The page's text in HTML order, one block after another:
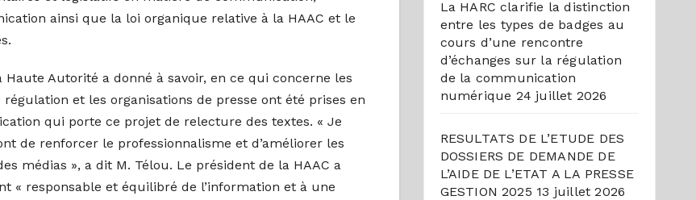
ainsi que la loi organique relative à la HAAC et le
Autorité a donné à savoir, en ce qui concerne les
et les organisations de presse ont été prises en
qui porte ce projet de relecture des textes. « Je
de renforcer le professionnalisme et d’améliorer les
médias », a dit M. Télou. Le président de la HAAC a
« responsable et équilibré de l’information et à une
La HARC clarifie la distinction
entre les types de badges au
cours d’une rencontre
d’échanges sur la régulation
de la communication
numérique 24 juillet 2026
RESULTATS DE L’ETUDE DES
DOSSIERS DE DEMANDE DE
L’AIDE DE L’ETAT A LA PRESSE
GESTION 2025 13 juillet 2026